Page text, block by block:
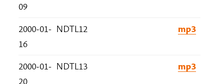
09
2000-01-
16
NDTL12 mp3
2000-01-
20
NDTL13 mp3